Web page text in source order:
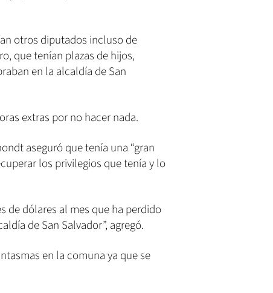
otros diputados incluso de
que tenían plazas de hijos,
en la alcaldía de San
extras por no hacer nada.
aseguró que tenía una “gran
los privilegios que tenía y lo
de dólares al mes que ha perdido
de San Salvador”, agregó.
en la comuna ya que se